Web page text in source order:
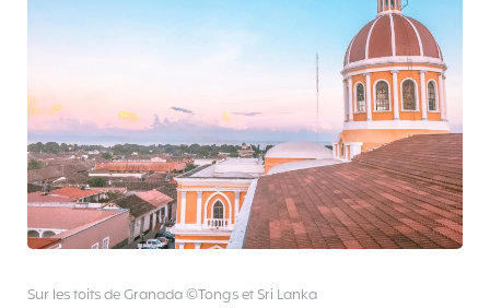
Sur les toits de Granada ©Tongs et Sri Lanka